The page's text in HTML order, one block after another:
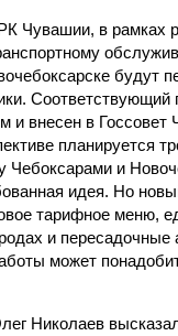
Чувашии, в рамках
будут
Соответствующий
и внесен в Госсовет
планируется
Чебоксарами и
идея. Но
тарифное меню,
и
может
Николаев